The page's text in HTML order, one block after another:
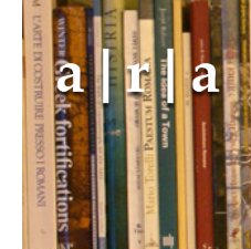
Skip to content